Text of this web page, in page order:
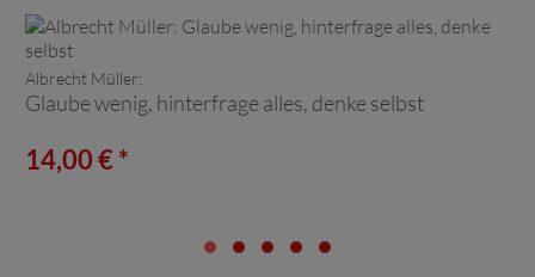
Albrecht Müller:
Glaube wenig, hinterfrage alles, denke selbst
14,00 € *